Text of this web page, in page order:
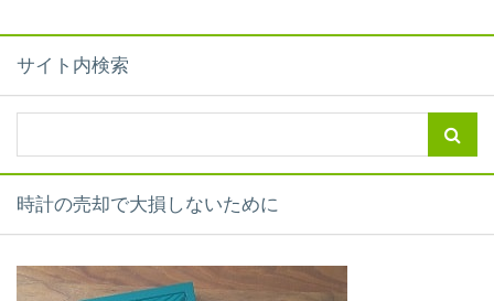
サイト内検索
時計の売却で大損しないために